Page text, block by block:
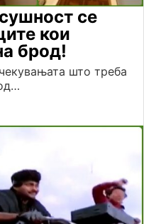
се
кои
брод!
што треба